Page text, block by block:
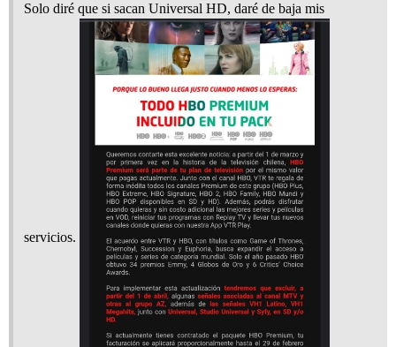
Solo diré que si sacan Universal HD, daré de baja mis
servicios.